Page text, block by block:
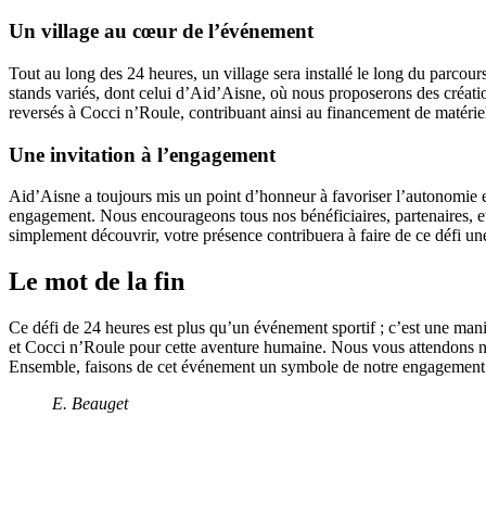
Un village au cœur de l’événement
Tout au long des 24 heures, un village sera installé le long du
stands variés, dont celui d’Aid’Aisne, où nous proposerons des
reversés à Cocci n’Roule, contribuant ainsi au financement de
Une invitation à l’engagement
Aid’Aisne a toujours mis un point d’honneur à favoriser
engagement. Nous encourageons tous nos bénéficiaires,
simplement découvrir, votre présence contribuera à faire de ce défi
Le mot de la fin
Ce défi de 24 heures est plus qu’un événement sportif ; c’est une
et Cocci n’Roule pour cette aventure humaine. Nous vous
Ensemble, faisons de cet événement un symbole de notre
E. Beauget